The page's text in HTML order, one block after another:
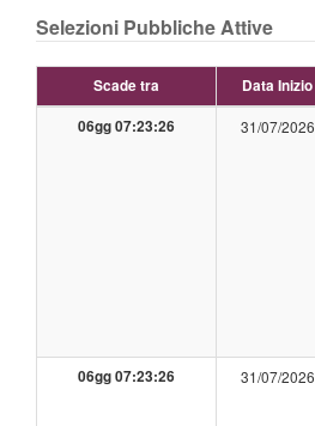
Selezioni Pubbliche Attive
Scade tra Data Inizio
06gg 07:23:26
31/07/2026
06gg 07:23:26
31/07/2026